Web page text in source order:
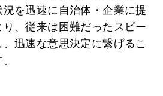
を迅速に自治体・企業に提
、従来は困難だったスピー
迅速な意思決定に繋げるこ